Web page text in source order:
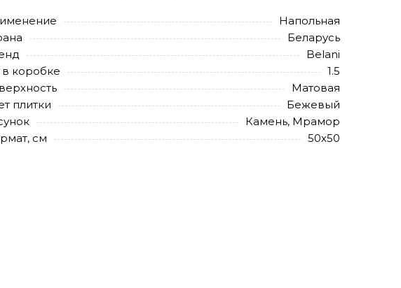
Напольная
Беларусь
Belani
коробке
1.5
Матовая
плитки
Бежевый
Камень, Мрамор
см
50х50